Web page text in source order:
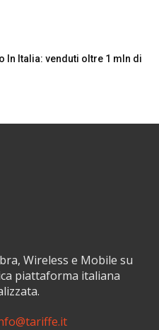
In Italia: venduti oltre 1 mln di
Wireless e Mobile su
piattaforma italiana